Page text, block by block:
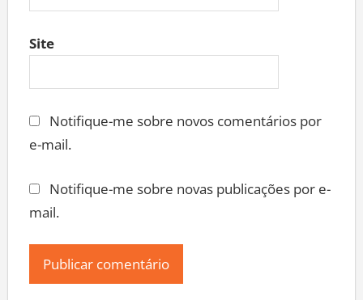
Site
Notifique-me sobre novos comentários por
e-mail.
Notifique-me sobre novas publicações por e-
mail.